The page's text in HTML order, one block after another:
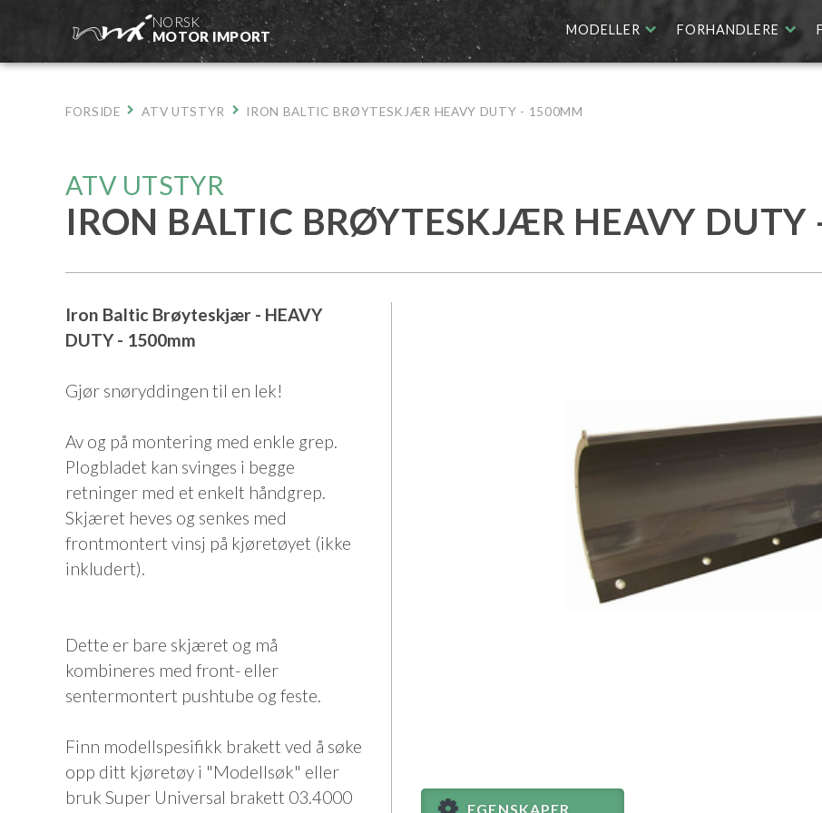
NORSK
MOTOR IMPORT
MODELLER FORHANDLERE
FORSIDE ATV UTSTYR IRON BALTIC BRØYTESKJÆR HEAVY DUTY - 1500MM
ATV UTSTYR
IRON BALTIC BRØYTESKJÆR HEAVY
Iron Baltic Brøyteskjær - HEAVY
DUTY - 1500mm
Gjør snøryddingen til en lek!
Av og på montering med enkle grep.
Plogbladet kan svinges i begge
retninger med et enkelt håndgrep.
Skjæret heves og senkes med
frontmontert vinsj på kjøretøyet (ikke
inkludert).
Dette er bare skjæret og må
kombineres med front- eller
sentermontert pushtube og feste.
Finn modellspesifikk brakett ved å søke
opp ditt kjøretøy i "Modellsøk" eller
bruk Super Universal brakett 03.4000
EGENSKAPER